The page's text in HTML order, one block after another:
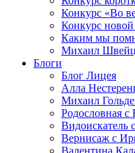
Конкурс «Во
Конкурс
Каким мы
Михаил
Блоги
Блог Лицея
Алла
Михаил
Родословная
Вернисаж с